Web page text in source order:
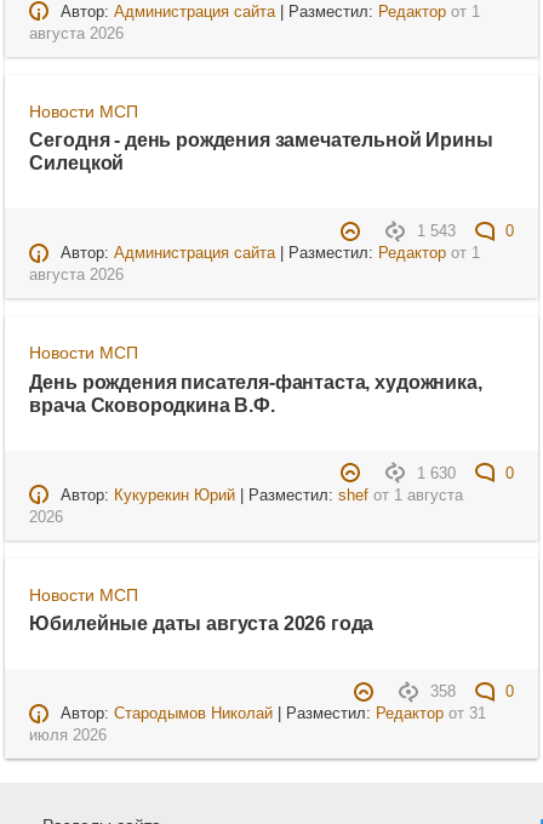
Автор: Администрация сайта| Разместил: Редакторот 1
августа 2026
Новости МСП
Сегодня - день рождения замечательной Ирины
Силецкой
1 543
0
Автор: Администрация сайта| Разместил: Редакторот 1
августа 2026
Новости МСП
День рождения писателя-фантаста, художника,
врача Сковородкина В.Ф.
1 630
0
Автор: Кукурекин Юрий| Разместил: shefот 1 августа
2026
Новости МСП
Юбилейные даты августа 2026 года
358
0
Автор: Стародымов Николай| Разместил: Редакторот 31
июля 2026